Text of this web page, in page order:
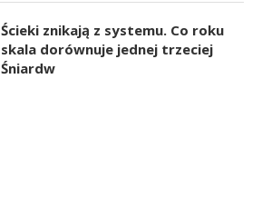
Ścieki znikają z systemu. Co roku
skala dorównuje jednej trzeciej
Śniardw